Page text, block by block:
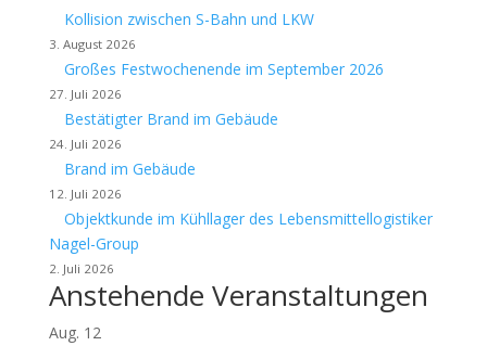
Kollision zwischen S-Bahn und LKW
3. August 2026
Großes Festwochenende im September 2026
27. Juli 2026
Bestätigter Brand im Gebäude
24. Juli 2026
Brand im Gebäude
12. Juli 2026
Objektkunde im Kühllager des Lebensmittellogistiker
Nagel-Group
2. Juli 2026
Anstehende Veranstaltungen
Aug. 12